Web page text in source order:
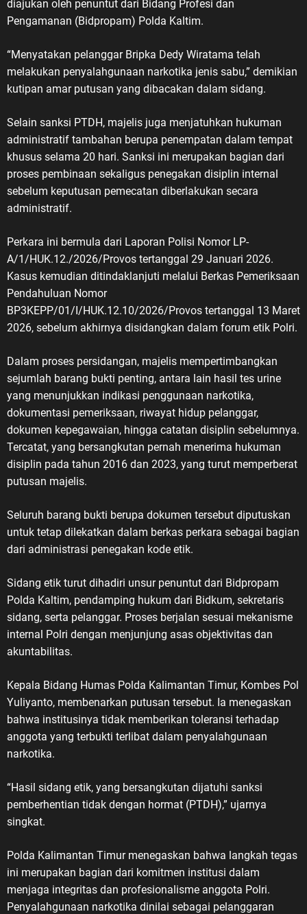
diajukan oleh penuntut dari Bidang Profesi dan
Pengamanan (Bidpropam) Polda Kaltim.
“Menyatakan pelanggar Bripka Dedy Wiratama telah
melakukan penyalahgunaan narkotika jenis sabu,” demikian
kutipan amar putusan yang dibacakan dalam sidang.
Selain sanksi PTDH, majelis juga menjatuhkan hukuman
administratif tambahan berupa penempatan dalam tempat
khusus selama 20 hari. Sanksi ini merupakan bagian dari
proses pembinaan sekaligus penegakan disiplin internal
sebelum keputusan pemecatan diberlakukan secara
administratif.
Perkara ini bermula dari Laporan Polisi Nomor LP-
A/1/HUK.12./2026/Provos tertanggal 29 Januari 2026.
Kasus kemudian ditindaklanjuti melalui Berkas Pemeriksaan
Pendahuluan Nomor
BP3KEPP/01/I/HUK.12.10/2026/Provos tertanggal 13 Maret
2026, sebelum akhirnya disidangkan dalam forum etik Polri.
Dalam proses persidangan, majelis mempertimbangkan
sejumlah barang bukti penting, antara lain hasil tes urine
yang menunjukkan indikasi penggunaan narkotika,
dokumentasi pemeriksaan, riwayat hidup pelanggar,
dokumen kepegawaian, hingga catatan disiplin sebelumnya.
Tercatat, yang bersangkutan pernah menerima hukuman
disiplin pada tahun 2016 dan 2023, yang turut memperberat
putusan majelis.
Seluruh barang bukti berupa dokumen tersebut diputuskan
untuk tetap dilekatkan dalam berkas perkara sebagai bagian
dari administrasi penegakan kode etik.
Sidang etik turut dihadiri unsur penuntut dari Bidpropam
Polda Kaltim, pendamping hukum dari Bidkum, sekretaris
sidang, serta pelanggar. Proses berjalan sesuai mekanisme
internal Polri dengan menjunjung asas objektivitas dan
akuntabilitas.
Kepala Bidang Humas Polda Kalimantan Timur, Kombes Pol
Yuliyanto, membenarkan putusan tersebut. Ia menegaskan
bahwa institusinya tidak memberikan toleransi terhadap
anggota yang terbukti terlibat dalam penyalahgunaan
narkotika.
“Hasil sidang etik, yang bersangkutan dijatuhi sanksi
pemberhentian tidak dengan hormat (PTDH),” ujarnya
singkat.
Polda Kalimantan Timur menegaskan bahwa langkah tegas
ini merupakan bagian dari komitmen institusi dalam
menjaga integritas dan profesionalisme anggota Polri.
Penyalahgunaan narkotika dinilai sebagai pelanggaran